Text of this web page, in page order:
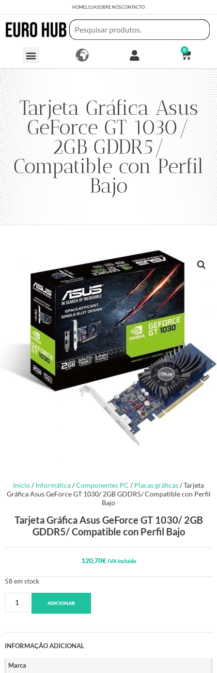
HOMELOJASOBRE NÓSCONTACTO
0
Tarjeta Gráfica Asus
GeForce GT 1030/
2GB GDDR5/
Compatible con Perfil
Bajo
Início/ Informática/Componentes PC / Placas gráficas/ Tarjeta
Gráfica Asus GeForce GT 1030/ 2GB GDDR5/ Compatible con Perfil
Bajo
Tarjeta Gráfica Asus GeForce GT 1030/ 2GB
GDDR5/ Compatible con Perfil Bajo
120,70€ IVA incluido
58 em stock
ADICIONAR
INFORMAÇÃO ADICIONAL
Marca